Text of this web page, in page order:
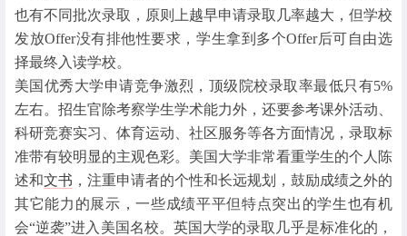
也有不同批次录取，原则上越早申请录取几率越大，但学校
发放Offer没有排他性要求，学生拿到多个Offer后可自由选
择最终入读学校。
美国优秀大学申请竞争激烈，顶级院校录取率最低只有5%
左右。招生官除考察学生学术能力外，还要参考课外活动、
科研竞赛实习、体育运动、社区服务等各方面情况，录取标
准带有较明显的主观色彩。美国大学非常看重学生的个人陈
述和文书 ，注重申请者的个性和长远规划，鼓励成绩之外的
其它能力的展示，一些成绩平平但特点突出的学生也有机
会“逆袭”进入美国名校。英国大学的录取几乎是标准化的，